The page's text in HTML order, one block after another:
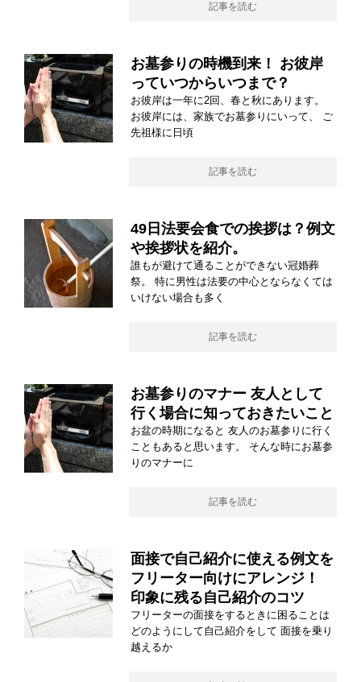
記事を読む
お墓参りの時機到来！ お彼岸
っていつからいつまで？
お彼岸は一年に2回、春と秋にあります。
お彼岸には、家族でお墓参りにいって、 ご
先祖様に日頃
記事を読む
49日法要会食での挨拶は？例文
や挨拶状を紹介。
誰もが避けて通ることができない冠婚葬
祭。 特に男性は法要の中心とならなくては
いけない場合も多く
記事を読む
お墓参りのマナー 友人として
行く場合に知っておきたいこと
お盆の時期になると 友人のお墓参りに行く
こともあると思います。 そんな時にお墓参
りのマナーに
記事を読む
面接で自己紹介に使える例文を
フリーター向けにアレンジ！
印象に残る自己紹介のコツ
フリーターの面接をするときに困ることは
どのようにして自己紹介をして 面接を乗り
越えるか